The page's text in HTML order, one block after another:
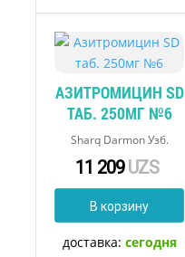
АЗИТРОМИЦИН SD
ТАБ. 250МГ №6
Sharq Darmon Узб.
11 209UZS
В корзину
доставка: сегодня